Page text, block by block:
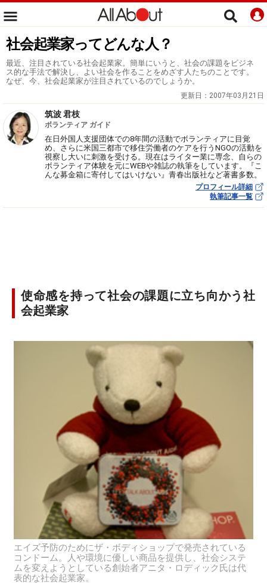
社会起業家ってどんな人？
最近、注目されている社会起業家。簡単にいうと、社会の課題をビジネ
ス的な手法で解決し、よい社会を作ることをめざす人たちのことです。
なぜ、今、社会起業家が注目されているのでしょうか。
更新日： 2007年03月21日
筑波 君枝
ボランティア ガイド
在日外国人支援団体での8年間の活動でボランティアに目覚
め、さらに米国三都市で移住労働者のケアを行うNGOの活動を
視察し大いに刺激を受ける。現在はライター業に専念、自らの
ボランティア体験を元にWEBや雑誌の執筆をしています。『こ
んな募金箱に寄付してはいけない』青春出版社など著書多数。
プロフィール詳細
執筆記事一覧
使命感を持って社会の課題に立ち向かう社
会起業家
エイズ予防のためにザ・ボディショップで発売されている
コンドーム。人や環境に優しい商品を提供し、社会システ
ムを変えようとしている創始者アニタ・ロディック氏は代
表的な社会起業家。